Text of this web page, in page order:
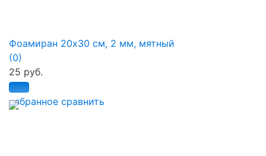
избранное сравнить
Фоамиран 20х30 см, 2 мм, мятный
(0)
25 руб.